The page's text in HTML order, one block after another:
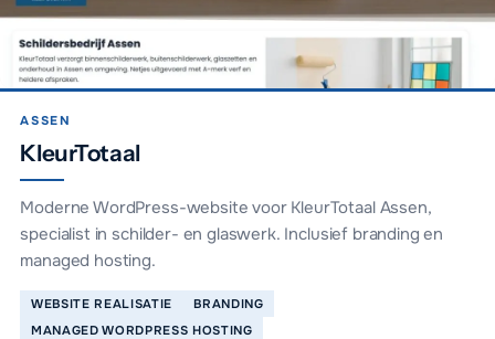
ASSEN
KleurTotaal
Moderne WordPress-website voor KleurTotaal Assen,
specialist in schilder- en glaswerk. Inclusief branding en
managed hosting.
WEBSITE REALISATIE
BRANDING
MANAGED WORDPRESS HOSTING